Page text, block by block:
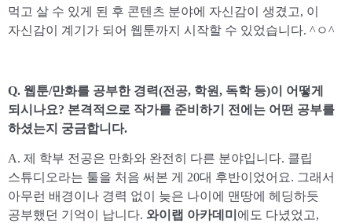
먹고 살 수 있게 된 후 콘텐츠 분야에 자신감이 생겼고, 이
자신감이 계기가 되어 웹툰까지 시작할 수 있었습니다. ^ㅇ^
Q. 웹툰/만화를 공부한 경력(전공, 학원, 독학 등)이 어떻게
되시나요? 본격적으로 작가를 준비하기 전에는 어떤 공부를
하셨는지 궁금합니다.
A. 제 학부 전공은 만화와 완전히 다른 분야입니다. 클립
스튜디오라는 툴을 처음 써본 게 20대 후반이었어요. 그래서
아무런 배경이나 경력 없이 늦은 나이에 맨땅에 헤딩하듯
공부했던 기억이 납니다. 와이랩 아카데미 에도 다녔었고,